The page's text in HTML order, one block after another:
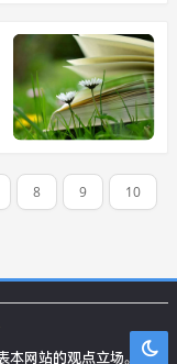
8 9 10
网站的观点立场。本站